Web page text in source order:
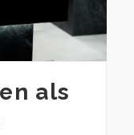
als